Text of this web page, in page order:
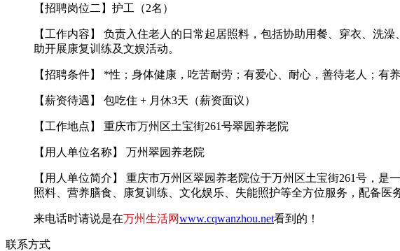
【招聘岗位二】护工（2名）
【工作内容】 负责入住老人的日常起居照料，包括协助用餐、穿衣、洗
助开展康复训练及文娱活动。
【招聘条件】 *性；身体健康，吃苦耐劳；有爱心、耐心，善待老人；有
【薪资待遇】 包吃住 + 月休3天（薪资面议）
【工作地点】 重庆市万州区土宝街261号翠园养老院
【用人单位名称】 万州翠园养老院
【用人单位简介】 重庆市万州区翠园养老院位于万州区土宝街261号，
照料、营养膳食、康复训练、文化娱乐、失能照护等全方位服务，配备医
来电话时请说是在万州生活网www.cqwanzhou.net看到的！
联系方式